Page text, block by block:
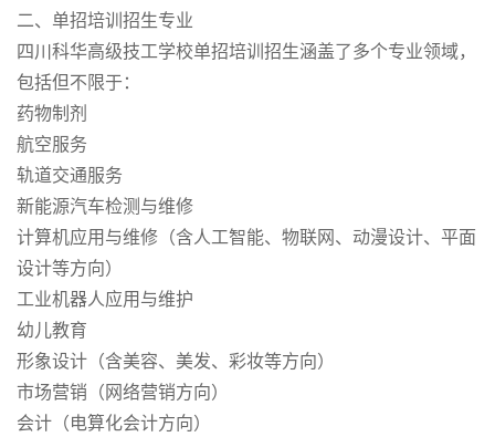
二、单招培训招生专业
四川科华高级技工学校单招培训招生涵盖了多个专业领域，
包括但不限于：
药物制剂
航空服务
轨道交通服务
新能源汽车检测与维修
计算机应用与维修（含人工智能、物联网、动漫设计、平面
设计等方向）
工业机器人应用与维护
幼儿教育
形象设计（含美容、美发、彩妆等方向）
市场营销（网络营销方向）
会计（电算化会计方向）